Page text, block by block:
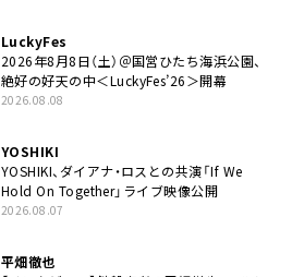
LuckyFes
2026年8月8日（土）＠国営ひたち海浜公園、
絶好の好天の中＜LuckyFes’26＞開幕
2026.08.08
YOSHIKI
YOSHIKI、ダイアナ・ロスとの共演「If We
Hold On Together」ライブ映像公開
2026.08.07
平畑徹也